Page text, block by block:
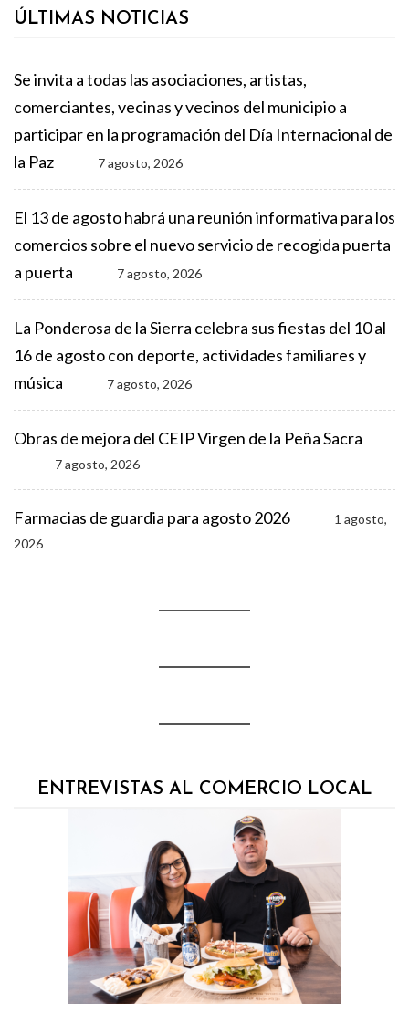
ÚLTIMAS NOTICIAS
Se invita a todas las asociaciones, artistas,
comerciantes, vecinas y vecinos del municipio a
participar en la programación del Día Internacional de
la Paz
7 agosto, 2026
El 13 de agosto habrá una reunión informativa para los
comercios sobre el nuevo servicio de recogida puerta
a puerta
7 agosto, 2026
La Ponderosa de la Sierra celebra sus fiestas del 10 al
16 de agosto con deporte, actividades familiares y
música
7 agosto, 2026
Obras de mejora del CEIP Virgen de la Peña Sacra
7 agosto, 2026
Farmacias de guardia para agosto 2026
1 agosto,
2026
ENTREVISTAS AL COMERCIO LOCAL